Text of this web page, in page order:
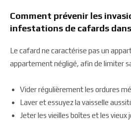
Comment prévenir les
infestations de cafards
Le cafard ne caractérise pas un
appartement négligé, afin de limiter
Vider régulièrement les ordures
Laver et essuyez la vaisselle
Jeter les vieilles boîtes et les vieux